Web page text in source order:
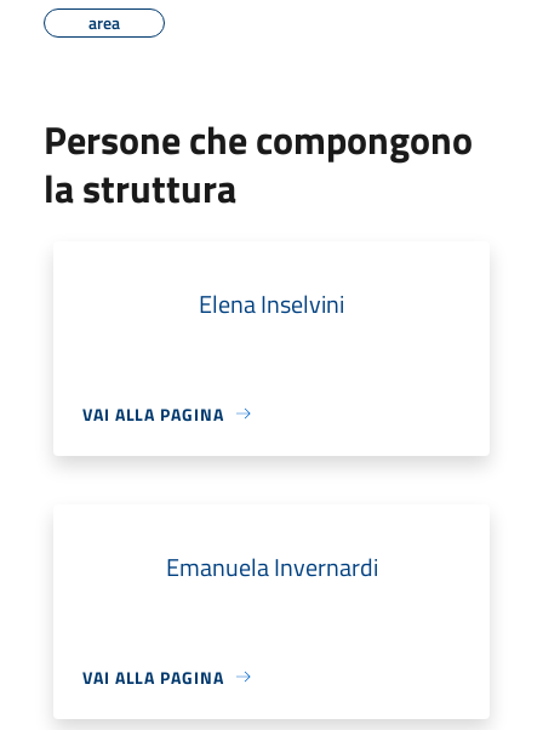
area
Persone che compongono
la struttura
Elena Inselvini
VAI ALLA PAGINA
Emanuela Invernardi
VAI ALLA PAGINA